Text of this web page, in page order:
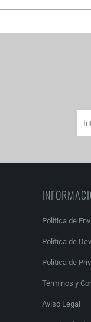
Política de
Política de
Política de
Términos y
Aviso Legal